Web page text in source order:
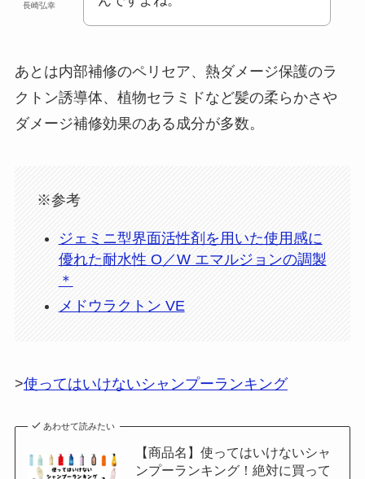
長崎弘幸
あとは内部補修のペリセア、熱ダメージ保護のラ
クトン誘導体、植物セラミドなど髪の柔らかさや
ダメージ補修効果のある成分が多数。
※参考
ジェミニ型界面活性剤を用いた使用感に
優れた耐水性 O／W エマルジョンの調製
＊
メドウラクトン VE
>使ってはいけないシャンプーランキング
あわせて読みたい
【商品名】使ってはいけないシャ
ンプーランキング！絶対に買って